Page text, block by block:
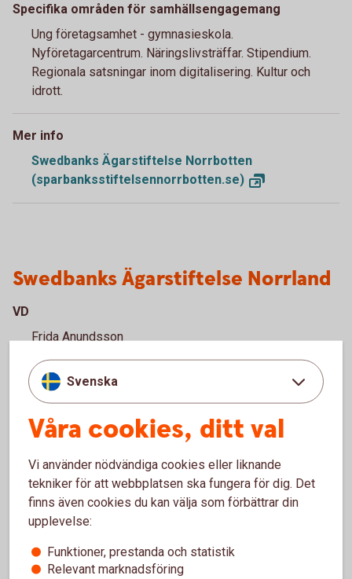
Specifika områden för samhällsengagemang
Ung företagsamhet - gymnasieskola.
Nyföretagarcentrum. Näringslivsträffar. Stipendium.
Regionala satsningar inom digitalisering. Kultur och
idrott.
Mer info
Swedbanks Ägarstiftelse Norrbotten
(sparbanksstiftelsennorrbotten.se)
Swedbanks Ägarstiftelse Norrland
VD
Frida Anundsson
Projektstöd 2025 (SEK)
2 719 225
Konstnärsstipendium, Stipendier till ungdomar inom
skididrott och Unga Ideella Krafter; Ung Företagsamhet;
Ung ekonomi; Lokala potter till Swedbanks lokalkontor;
Stipendier till forskare; Tillväxtdagar samt regionala
satsningar inom näringslivet. Bidrag till
Sparbanksstiftelsen Norrlands Riskkapitalstiftelse.
Svenska
Våra cookies, ditt val
Vi använder nödvändiga cookies eller liknande
tekniker för att webbplatsen ska fungera för dig. Det
finns även cookies du kan välja som förbättrar din
upplevelse:
Funktioner, prestanda och statistik
Relevant marknadsföring